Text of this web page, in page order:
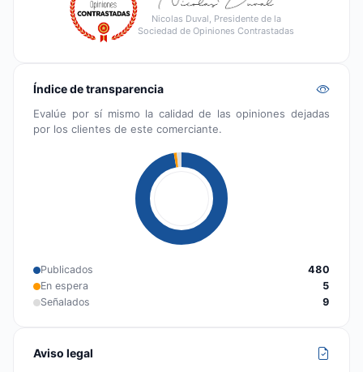
Nicolas Duval, Presidente de la
Sociedad de Opiniones Contrastadas
Índice de transparencia
Evalúe por sí mismo la calidad de las opiniones dejadas
por los clientes de este comerciante.
Publicados
480
En espera
5
Señalados
9
Aviso legal